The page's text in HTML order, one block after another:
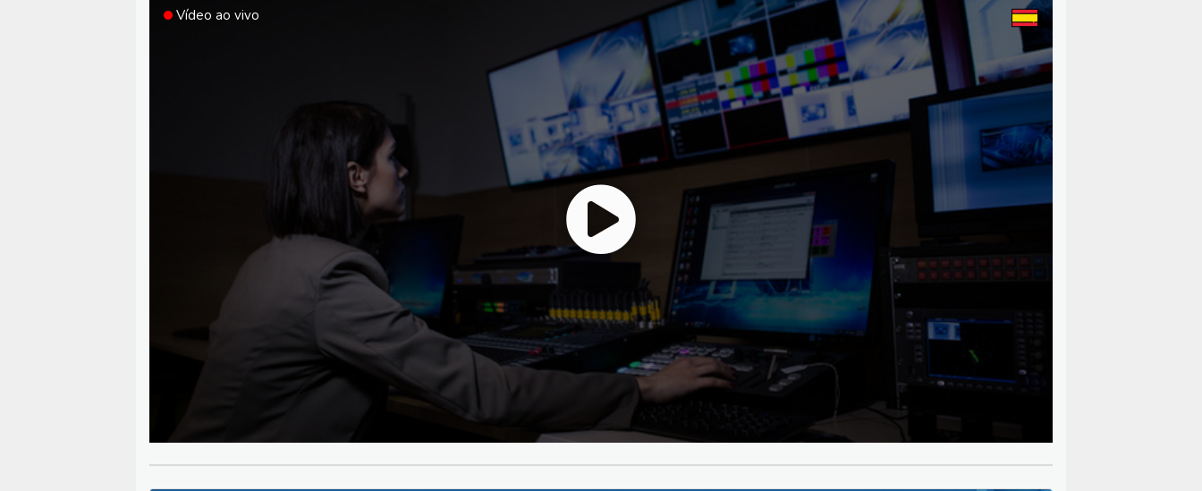
Uefa mantém boicote às competições da Fifa
Chuva define cardápio de restaurante em São Paulo com 3 estrelas no guia Michelin
Turista franco-argentino testa positivo para hantavírus, anuncia governo francês
Mohamed Salah assina por duas temporadas com o Trabzonspor, da Turquia
Real Madrid anuncia contratação do atacante marfinense Yan Diomandé
Vídeo ao vivo